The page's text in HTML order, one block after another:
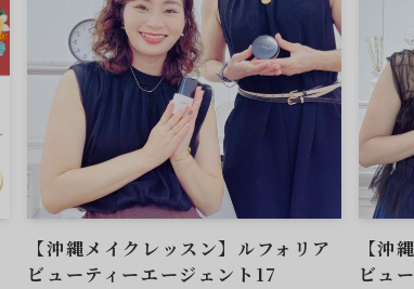
【沖縄メイクレッスン】ルフォリア
ビューティーエージェント17
【沖
ビュ